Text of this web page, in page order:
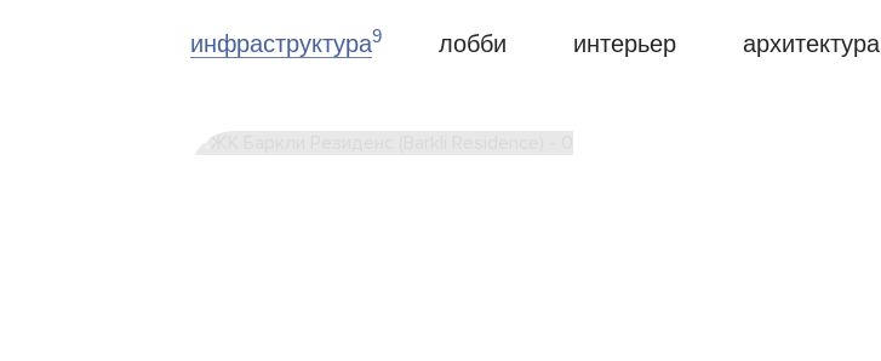
инфраструктура9 лобби интерьер архитектура